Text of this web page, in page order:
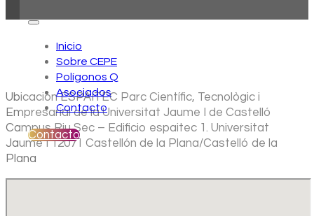
Inicio
Sobre CEPE
Polígonos Q
Asociados
Contacto
Contacto
Ubicación ESPAITEC Parc Científic, Tecnològic i
Empresarial de la Universitat Jaume I de Castelló
Campus Riu Sec – Edificio espaitec 1. Universitat
Jaume I 12071 Castellón de la Plana/Castelló de la
Plana